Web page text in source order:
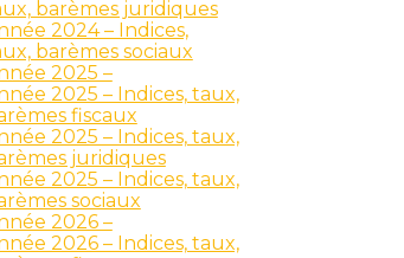
barèmes juridiques
2024 – Indices,
barèmes sociaux
2025 –
2025 – Indices, taux,
fiscaux
2025 – Indices, taux,
juridiques
2025 – Indices, taux,
sociaux
2026 –
2026 – Indices, taux,